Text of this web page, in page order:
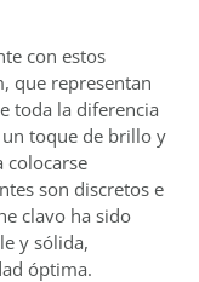
con estos
que representan
toda la diferencia
toque de brillo y
colocarse
son discretos e
clavo ha sido
y sólida,
óptima.